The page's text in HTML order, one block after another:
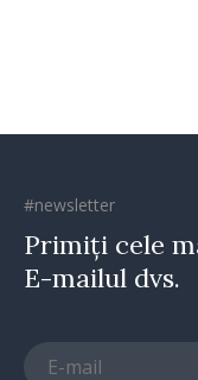
#newsletter
Primiți cele
E-mailul dvs.